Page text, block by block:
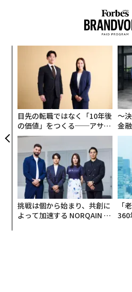
ストが、企業が自社インフラ内
する要因となっている一方で、
にはクラウドベースのサービス
る。これにより、集中型の"ハ
ットワーキングから、ユーザー
ジロケーション間の動的なメッ
ーへの移行が進んでいる。
この進化は、ネットワークアー
している。企業には、単なる導
況に適応し、一貫してポリシー
がどこで発生し終了しても保護
なシステムが必要である。
セキュリティおよびインフラス
とって、行動を起こすべき課題
に対応しながら運用オーバーヘ
目先の転職ではなく「10年後
の価値」をつくる──アサイ
ンの長期伴走型支援とは
〜
金
個
ェ
挑戦は個から始まり、共創に
よって加速する NORQAIN JA
「
360